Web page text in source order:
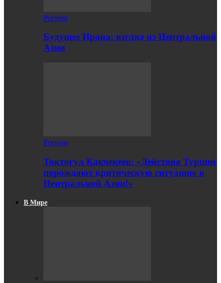
Регион
Будущее Ирана: взгляд из Центральной
Азии
Регион
Токтогул Какчекеев: «Действия Турции
порождают критическую ситуацию в
Центральной Азии!»
В Мире